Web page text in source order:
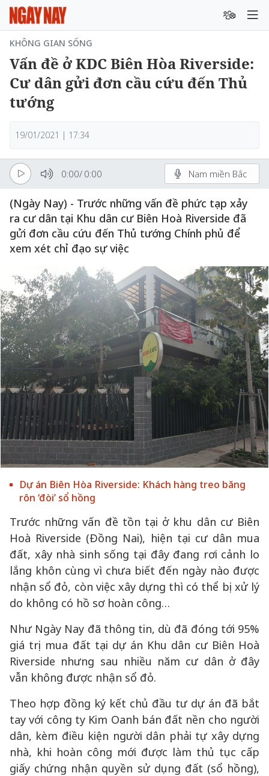
KHÔNG GIAN SỐNG
Vấn đề ở KDC Biên Hòa Riverside:
Cư dân gửi đơn cầu cứu đến Thủ
tướng
19/01/2021 | 17:34
0:00/ 0:00 Nam miền Bắc
(Ngày Nay) - Trước những vấn đề phức tạp xảy
ra cư dân tại Khu dân cư Biên Hoà Riverside đã
gửi đơn cầu cứu đến Thủ tướng Chính phủ để
xem xét chỉ đạo sự việc
Dự án Biên Hòa Riverside: Khách hàng treo băng
rôn ‘đòi’ sổ hồng
Trước những vấn đề tồn tại ở khu dân cư Biên
Hoà Riverside (Đồng Nai), hiện tại cư dân mua
đất, xây nhà sinh sống tại đây đang rơi cảnh lo
lắng khôn cùng vì chưa biết đến ngày nào được
nhận sổ đỏ, còn việc xây dựng thì có thể bị xử lý
do không có hồ sơ hoàn công…
Như Ngày Nay đã thông tin, dù đã đóng tới 95%
giá trị mua đất tại dự án Khu dân cư Biên Hoà
Riverside nhưng sau nhiều năm cư dân ở đây
vẫn không được nhận sổ đỏ.
Theo hợp đồng ký kết chủ đầu tư dự án đã bắt
tay với công ty Kim Oanh bán đất nền cho người
dân, kèm điều kiện người dân phải tự xây dựng
nhà, khi hoàn công mới được làm thủ tục cấp
giấy chứng nhận quyền sử dụng đất (sổ hồng),